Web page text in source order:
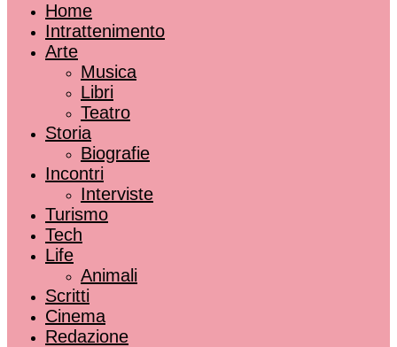
Home
Intrattenimento
Arte
Musica
Libri
Teatro
Storia
Biografie
Incontri
Interviste
Turismo
Tech
Life
Animali
Scritti
Cinema
Redazione